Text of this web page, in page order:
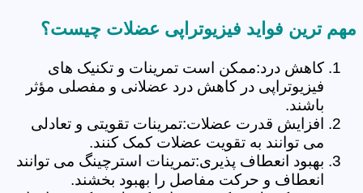
مهم ترین فواید فیزیوتراپی عضلات چیست؟
کاهش درد:ممکن است تمرینات و تکنیک های
فیزیوتراپی در کاهش درد عضلانی و مفصلی مؤثر
باشند.
افزایش قدرت عضلات:تمرینات تقویتی و تعادلی
می توانند به تقویت عضلات کمک کنند.
بهبود انعطاف پذیری:تمرینات استرچینگ می توانند
انعطاف و حرکت مفاصل را بهبود بخشند.